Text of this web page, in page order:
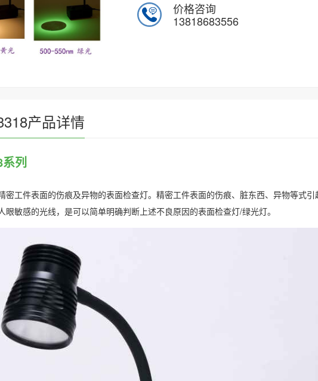
价格咨询
13818683556
产品详情
列
工件表面的伤痕及异物的表面检查灯。精密工件表面的伤痕、脏东西、异物等式引
敏感的光线，是可以简单明确判断上述不良原因的表面检查灯/绿光灯。